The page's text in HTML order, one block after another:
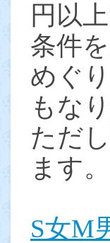
円以
条件
めぐ
もな
ただ
ます。
S女M